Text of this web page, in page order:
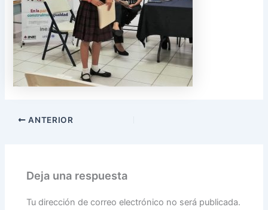
ANTERIOR
Deja una respuesta
Tu dirección de correo electrónico no será publicada.